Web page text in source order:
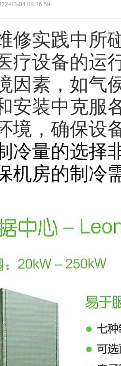
03-04 09:36:59
修实践中所
疗设备的运
因素，如气
安装中克服
境，确保设
冷量的选择
机房的制冷